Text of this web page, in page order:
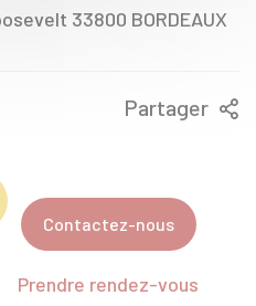
33800 BORDEAUX
Partager
Contactez-nous
Prendre rendez-vous